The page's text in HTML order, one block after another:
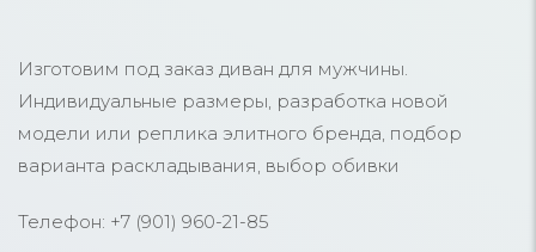
Изготовим под заказ диван для мужчины.
Индивидуальные размеры, разработка новой
модели или реплика элитного бренда, подбор
варианта раскладывания, выбор обивки
Телефон: +7 (901) 960-21-85